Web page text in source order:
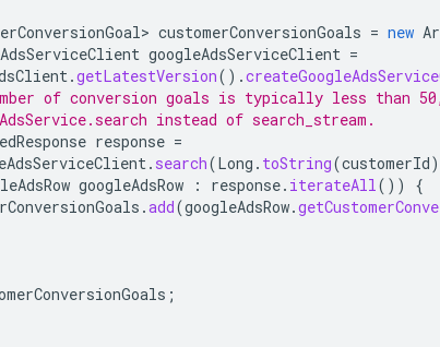
customerConversionGoals = new
googleAdsServiceClient =
.getLatestVersion().
of conversion goals is typically less than
instead of search_stream.
response =
. search(Long . toString(customerId
googleAdsRow : response. iterateAll())
{
.add(googleAdsRow.
;